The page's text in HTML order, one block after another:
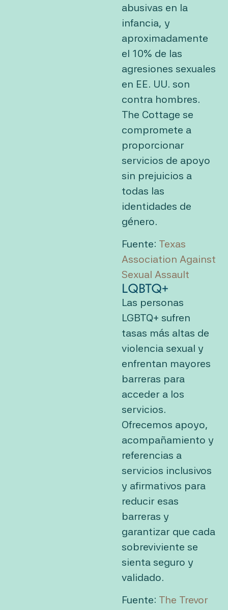
abusivas en la
infancia, y
aproximadamente
el 10% de las
agresiones sexuales
en EE. UU. son
contra hombres.
The Cottage se
compromete a
proporcionar
servicios de apoyo
sin prejuicios a
todas las
identidades de
género.
Fuente: Texas
Association Against
Sexual Assault
LQBTQ+
Las personas
LGBTQ+ sufren
tasas más altas de
violencia sexual y
enfrentan mayores
barreras para
acceder a los
servicios.
Ofrecemos apoyo,
acompañamiento y
referencias a
servicios inclusivos
y afirmativos para
reducir esas
barreras y
garantizar que cada
sobreviviente se
sienta seguro y
validado.
Fuente: The Trevor